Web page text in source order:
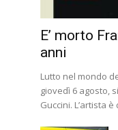
E’ morto
anni
Lutto nel mondo
giovedì 6 agosto,
Guccini. L’artista